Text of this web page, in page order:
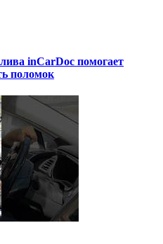
inCarDoc помогает
поломок